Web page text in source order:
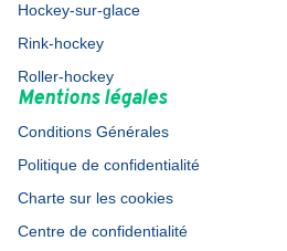
Hockey-sur-glace
Rink-hockey
Roller-hockey
Mentions légales
Conditions Générales
Politique de confidentialité
Charte sur les cookies
Centre de confidentialité